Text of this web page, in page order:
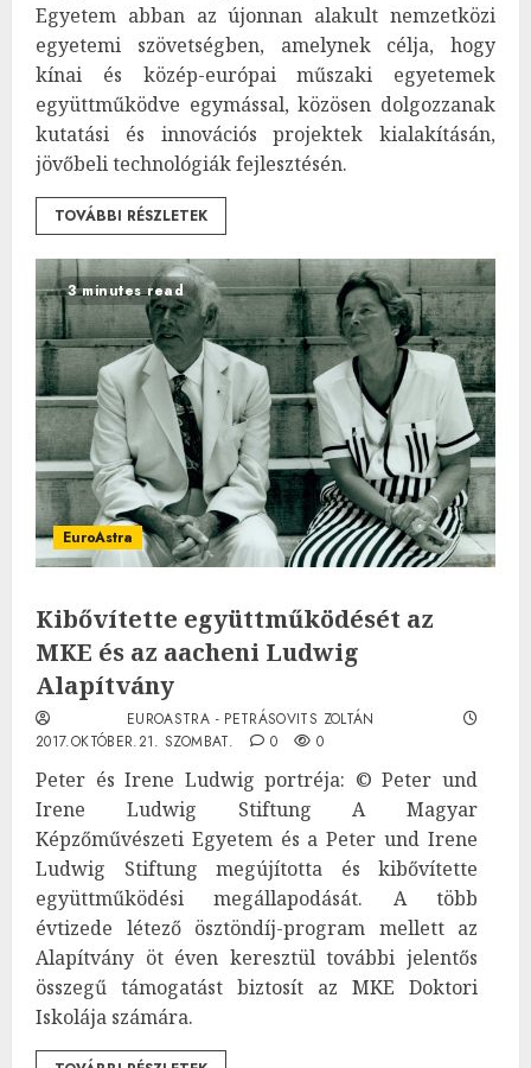
Egyetem abban az újonnan alakult nemzetközi
egyetemi szövetségben, amelynek célja, hogy
kínai és közép-európai műszaki egyetemek
együttműködve egymással, közösen dolgozzanak
kutatási és innovációs projektek kialakításán,
jövőbeli technológiák fejlesztésén.
TOVÁBBI RÉSZLETEK
3 minutes read
EuroAstra
Kibővítette együttműködését az
MKE és az aacheni Ludwig
Alapítvány
EUROASTRA - PETRÁSOVITS ZOLTÁN
2017.OKTÓBER.21. SZOMBAT.
0 0
Peter és Irene Ludwig portréja: © Peter und
Irene Ludwig Stiftung A Magyar
Képzőművészeti Egyetem és a Peter und Irene
Ludwig Stiftung megújította és kibővítette
együttműködési megállapodását. A több
évtizede létező ösztöndíj-program mellett az
Alapítvány öt éven keresztül további jelentős
összegű támogatást biztosít az MKE Doktori
Iskolája számára.